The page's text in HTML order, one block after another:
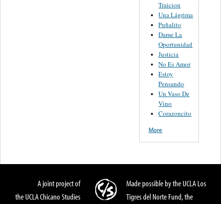
Traicion
Una Lágrima
Puñalito
Dame La
Oportunidad
Justicia
No Es Amor
Estoy
Pensando
Un Vaso De
Vino
Corazoncito
More
A joint project of
the UCLA Chicano Studies
Made possible by the UCLA Los
Tigres del Norte Fund, the